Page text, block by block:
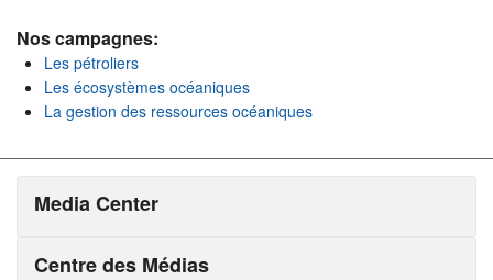
Nos campagnes:
Les pétroliers
Les écosystèmes océaniques
La gestion des ressources océaniques
Media Center
Centre des Médias